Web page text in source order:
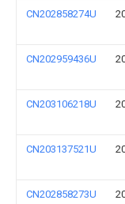
CN202858274U
CN202959436U
CN203106218U
CN203137521U
CN202858273U